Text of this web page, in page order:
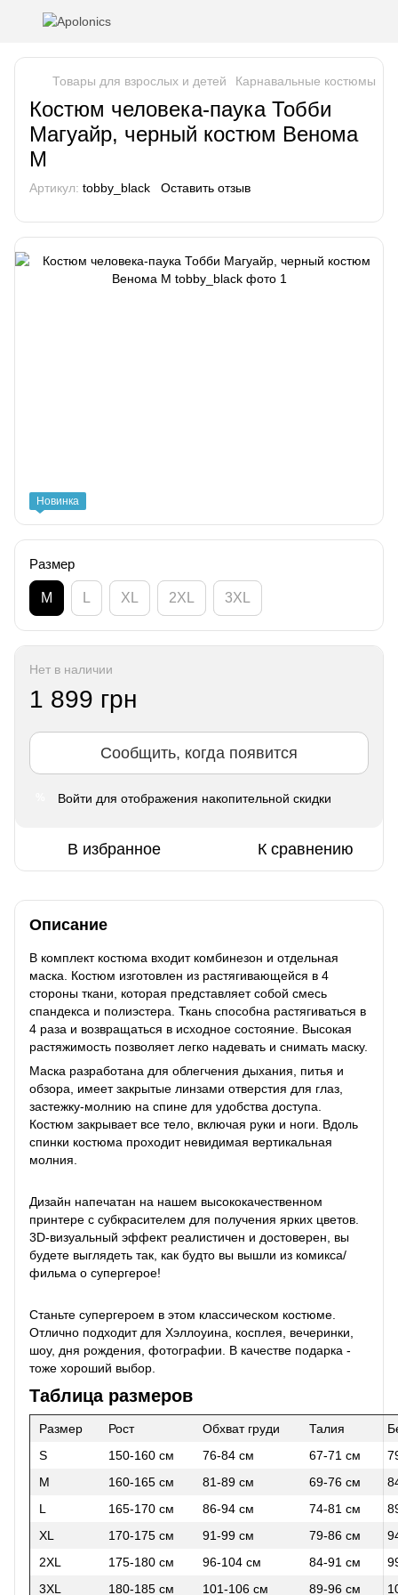
Товары для взрослых и детей Карнавальные костюмы
Костюм человека-паука Тобби
Магуайр, черный костюм Венома
M
Артикул: tobby_black Оставить отзыв
Новинка
Размер
M XL 2XL 3XL
Нет в наличии
1 899 грн
Сообщить, когда появится
Войти для отображения накопительной скидки
В избранное К сравнению
Описание
В комплект костюма входит комбинезон и отдельная
маска. Костюм изготовлен из растягивающейся в 4
стороны ткани, которая представляет собой смесь
спандекса и полиэстера. Ткань способна растягиваться в
4 раза и возвращаться в исходное состояние. Высокая
растяжимость позволяет легко надевать и снимать маску.
Маска разработана для облегчения дыхания, питья и
обзора, имеет закрытые линзами отверстия для глаз,
застежку-молнию на спине для удобства доступа.
Костюм закрывает все тело, включая руки и ноги. Вдоль
спинки костюма проходит невидимая вертикальная
молния.
Дизайн напечатан на нашем высококачественном
принтере с субкрасителем для получения ярких цветов.
3D-визуальный эффект реалистичен и достоверен, вы
будете выглядеть так, как будто вы вышли из комикса/
фильма о супергерое!
Станьте супергероем в этом классическом костюме.
Отлично подходит для Хэллоуина, косплея, вечеринки,
шоу, дня рождения, фотографии. В качестве подарка -
тоже хороший выбор.
Таблица размеров
Размер Рост Обхват груди Талия
S
150-160 см 76-84 см 67-71 см
M
160-165 см 81-89 см 69-76 см
L
165-170 см 86-94 см 74-81 см
XL
170-175 см 91-99 см 79-86 см
2XL
175-180 см 96-104 см 84-91 см
3XL
180-185 см 101-106 см 89-96 см